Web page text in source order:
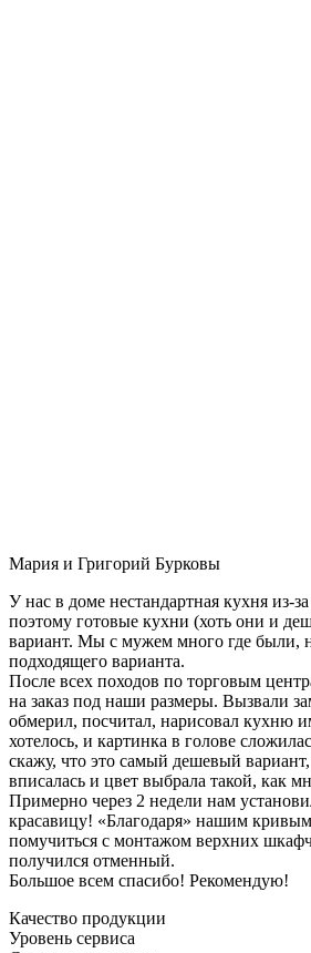
Мария и Григорий Бурковы
У нас в доме нестандартная кухня из-
поэтому готовые кухни (хоть они и
вариант. Мы с мужем много где были,
подходящего варианта.
После всех походов по торговым
на заказ под наши размеры. Вызвали
обмерил, посчитал, нарисовал кухню
хотелось, и картинка в голове
скажу, что это самый дешевый
вписалась и цвет выбрала такой, как
Примерно через 2 недели нам
красавицу! «Благодаря» нашим
помучиться с монтажом верхних
получился отменный.
Большое всем спасибо! Рекомендую!
Качество продукции
Уровень сервиса